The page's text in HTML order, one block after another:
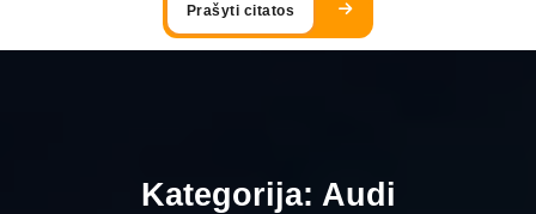
Button
Prašyti citatos
Kategorija: Audi